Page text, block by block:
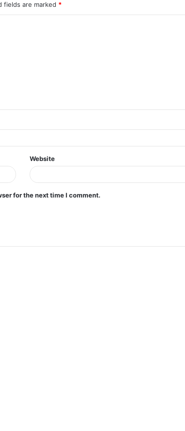
fields are marked *
Website
for the next time I comment.